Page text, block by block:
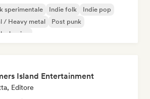
sperimentale Indie folk
Indie pop
/ Heavy metal
Post punk
classico
Island Entertainment
Editore